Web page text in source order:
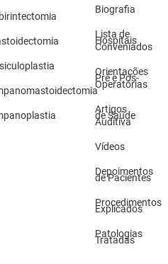
Biografia
Lista de
Hospitais
Conveniados
Orientações
Pré e Pós-
Operatórias
Artigos
de Saúde
Auditiva
Vídeos
Depoimentos
de Pacientes
Procedimentos
Explicados
Patologias
Tratadas